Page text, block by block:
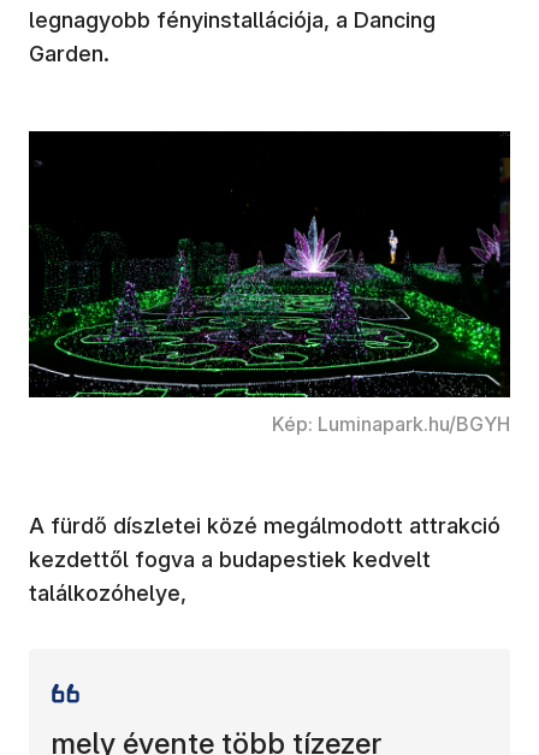
legnagyobb fényinstallációja, a Dancing
Garden.
Kép: Luminapark.hu/BGYH
A fürdő díszletei közé megálmodott attrakció
kezdettől fogva a budapestiek kedvelt
találkozóhelye,
mely évente több tízezer